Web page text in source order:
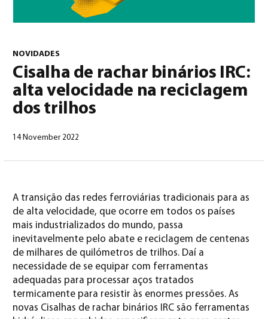
Português(Português)
NOVIDADES
Cisalha de rachar binários IRC:
alta velocidade na reciclagem
dos trilhos
14 November 2022
A transição das redes ferroviárias tradicionais para as
de alta velocidade, que ocorre em todos os países
mais industrializados do mundo, passa
inevitavelmente pelo abate e reciclagem de centenas
de milhares de quilómetros de trilhos. Daí a
necessidade de se equipar com ferramentas
adequadas para processar aços tratados
termicamente para resistir às enormes pressões. As
novas Cisalhas de rachar binários IRC são ferramentas